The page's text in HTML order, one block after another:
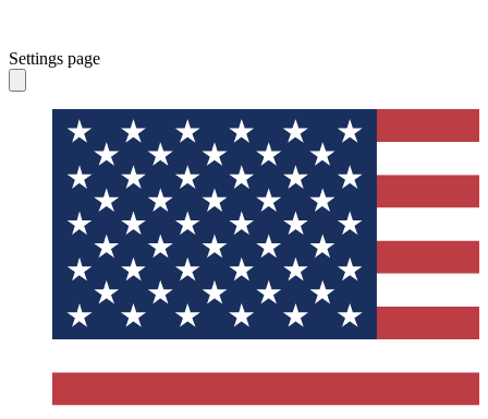
Settings page